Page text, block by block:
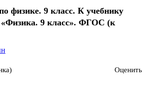
физике. 9 класс. К учебнику
9 класс». ФГОС (к
Оценить